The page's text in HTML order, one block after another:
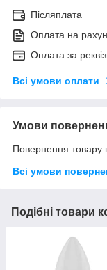
Післяплата
Оплата на
Оплата за
Всі умови оплати
Умови
Повернення товару
Всі умови
Подібні товари